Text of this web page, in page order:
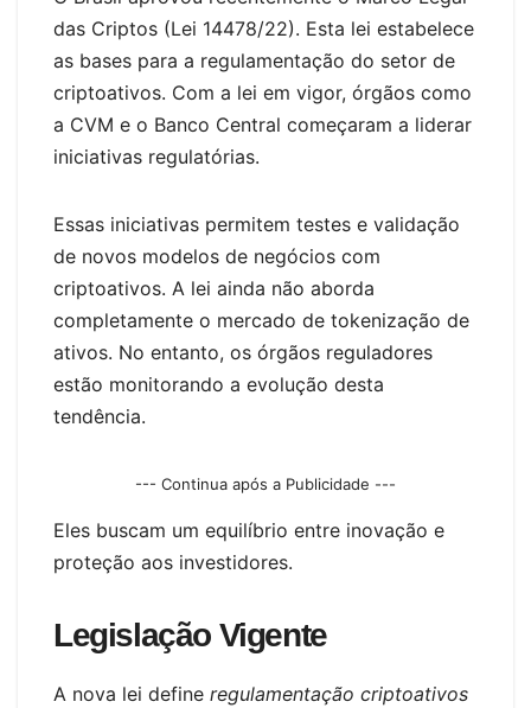
das Criptos (Lei 14478/22). Esta lei estabelece
as bases para a regulamentação do setor de
criptoativos. Com a lei em vigor, órgãos como
a CVM e o Banco Central começaram a liderar
iniciativas regulatórias.
Essas iniciativas permitem testes e validação
de novos modelos de negócios com
criptoativos. A lei ainda não aborda
completamente o mercado de tokenização de
ativos. No entanto, os órgãos reguladores
estão monitorando a evolução desta
tendência.
--- Continua após a Publicidade ---
Eles buscam um equilíbrio entre inovação e
proteção aos investidores.
Legislação Vigente
A nova lei define regulamentação criptoativos